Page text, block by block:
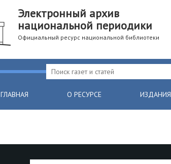
Электронный архив
национальной периодики
Официальный ресурс национальной библиотеки
ГЛАВНАЯ О РЕСУРСЕ ИЗДАНИЯ